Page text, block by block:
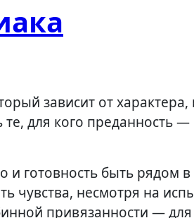
для кого преданность —
и готовность быть рядом
чувства, несмотря на
привязанности —